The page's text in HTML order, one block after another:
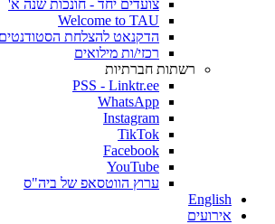
צועדים יחד - חונכות שנה א'
Welcome to TAU
הדקנאט להצלחת
רכזי/ות מילואים
רשתות חברתיות
PSS - Linktr.ee
WhatsApp
Instagram
TikTok
Facebook
YouTube
ערוץ הווטסאפ של ביה"ס
English
אירועים